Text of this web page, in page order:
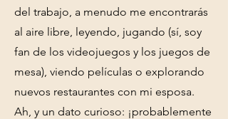
del trabajo, a menudo me encontrarás
al aire libre, leyendo, jugando (sí, soy
fan de los videojuegos y los juegos de
mesa), viendo películas o explorando
nuevos restaurantes con mi esposa.
Ah, y un dato curioso: ¡probablemente